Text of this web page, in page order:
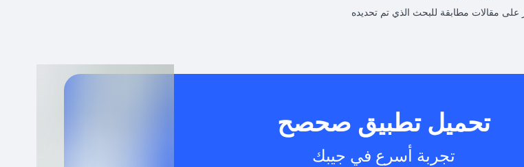
هل يمكنني جمع كود خصم مع العروض الأخرى؟
تحميل تطبيق صحصح
تجربة أسرع في جيبك